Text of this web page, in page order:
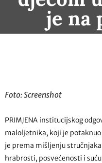
je na
Foto: Screenshot
PRIMJENA institucijskog
maloljetnika, koji je
je prema mišljenju
hrabrosti, posvećenosti i